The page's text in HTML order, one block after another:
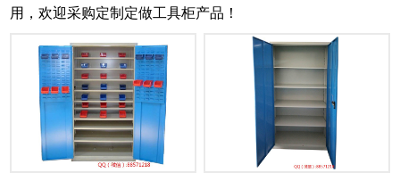
用，欢迎采购定制定做工具柜产品！